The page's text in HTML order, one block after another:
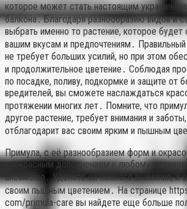
которое может стать настоящим
балкона․ Благодаря разнообразию видов и
выбрать именно то растение, которое будет
вашим вкусам и предпочтениям․
не требует больших усилий, но при этом
и продолжительное цветение․ Соблюдая
по посадке, поливу, подкормке и защите от
вредителей, вы сможете наслаждаться
протяжении многих лет․ Помните, что
другое растение, требует внимания и
отблагодарит вас своим ярким и пышным
Примула, с её разнообразием форм и
прекрасным дополнением к любому
ансамблю․ Уделите ей немного внимания, и
своим пышным цветением․ На странице
com/primula-care вы найдете еще больше